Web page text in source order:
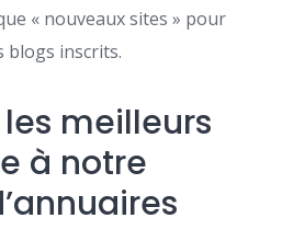
« nouveaux sites » pour
blogs inscrits.
meilleurs
à notre